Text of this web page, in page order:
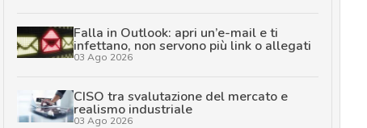
Falla in Outlook: apri un’e-mail e ti
infettano, non servono più link o allegati
03 Ago 2026
CISO tra svalutazione del mercato e
realismo industriale
03 Ago 2026